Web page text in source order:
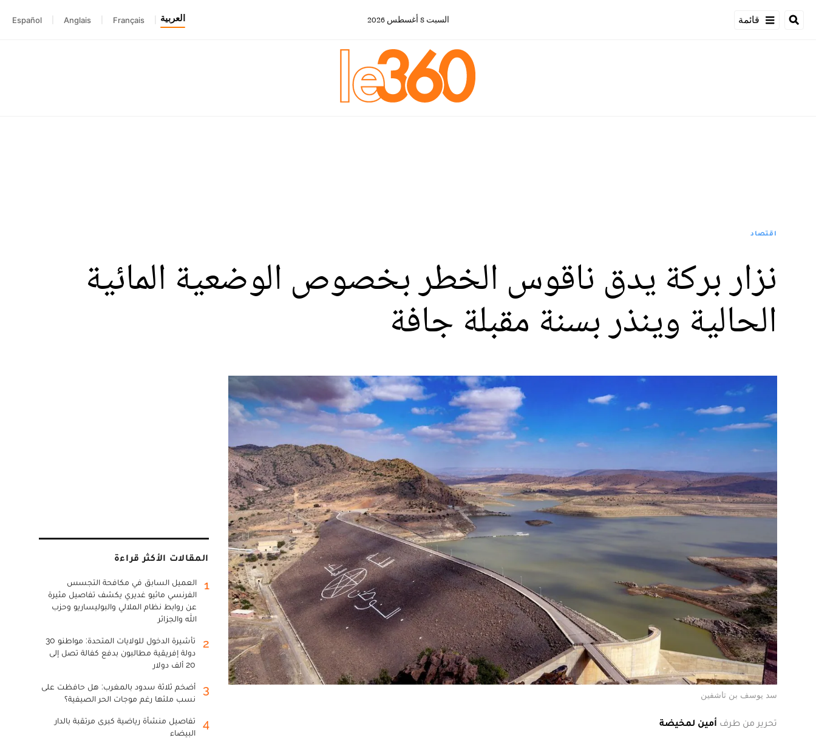
قائمة السبت 8 أغسطس 2026 العربية Français
Anglais
Español
اقتصاد
نزار بركة يدق ناقوس الخطر بخصوص الوضعية المائية
الحالية وينذر بسنة مقبلة جافة
سد يوسف بن تاشفين
تحرير من طرف أمين لمخيضة
المقالات الأكثر قراءة
1
العميل السابق في مكافحة التجسس
الفرنسي ماثيو غديري يكشف تفاصيل مثيرة
عن روابط نظام الملالي والبوليساريو وحزب
الله والجزائر
2
تأشيرة الدخول للولايات المتحدة: مواطنو 30
دولة إفريقية مطالبون بدفع كفالة تصل إلى
20 ألف دولار
3
أضخم ثلاثة سدود بالمغرب: هل حافظت على
نسب ملئها رغم موجات الحر الصيفية؟
4
تفاصيل منشأة رياضية كبرى مرتقبة بالدار
البيضاء